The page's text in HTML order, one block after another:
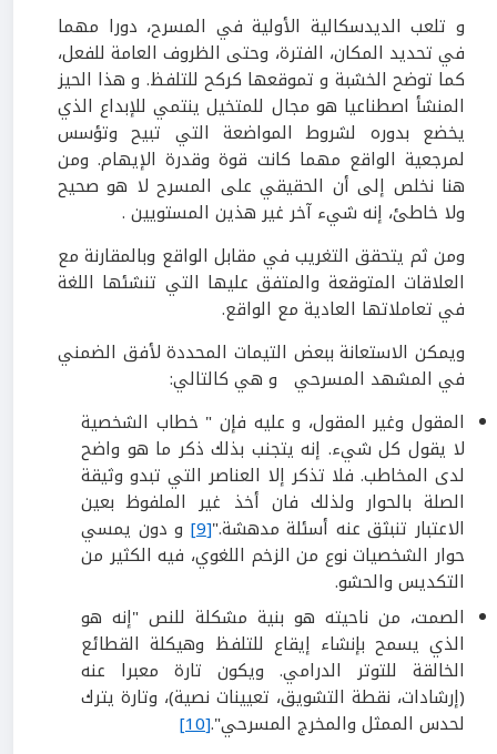
و تلعب الديدسكالية الأولية في المسرح، دورا مهما
في تحديد المكان، الفترة، وحتى الظروف العامة للفعل،
كما توضح الخشبة و تموقعها كركح للتلفظ. و هذا الحيز
المنشأ اصطناعيا هو مجال للمتخيل ينتمي للإبداع الذي
يخضع بدوره لشروط المواضعة التي تبيح وتؤسس
لمرجعية الواقع مهما كانت قوة وقدرة الإيهام. ومن
هنا نخلص إلى أن الحقيقي على المسرح لا هو صحيح
ولا خاطئ، إنه شيء آخر غير هذين المستويين .
ومن ثم يتحقق التغريب في مقابل الواقع وبالمقارنة مع
العلاقات المتوقعة والمتفق عليها التي تنشئها اللغة
في تعاملاتها العادية مع الواقع.
ويمكن الاستعانة ببعض التيمات المحددة لأفق الضمني
في المشهد المسرحي و هي كالتالي:
المقول وغير المقول، و عليه فإن " خطاب الشخصية
لا يقول كل شيء. إنه يتجنب بذلك ذكر ما هو واضح
لدى المخاطب. فلا تذكر إلا العناصر التي تبدو وثيقة
الصلة بالحوار ولذلك فان أخذ غير الملفوظ بعين
الاعتبار تنبثق عنه أسئلة مدهشة."[9] و دون يمسي
حوار الشخصيات نوع من الزخم اللغوي، فيه الكثير من
التكديس والحشو.
الصمت، من ناحيته هو بنية مشكلة للنص "إنه هو
الذي يسمح بإنشاء إيقاع للتلفظ وهيكلة القطائع
الخالقة للتوتر الدرامي. ويكون تارة معبرا عنه
(إرشادات، نقطة التشويق، تعيينات نصية)، وتارة يترك
لحدس الممثل والمخرج المسرحي".[10]